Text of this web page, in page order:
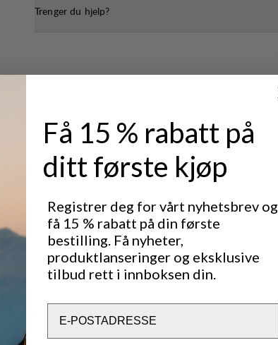
Trenger du hjelp?
Få 15 % rabatt på
ditt første kjøp
Registrer deg for vårt nyhetsbrev og
få 15 % rabatt på din første
bestilling. Få nyheter,
produktlanseringer og eksklusive
tilbud rett i innboksen din.